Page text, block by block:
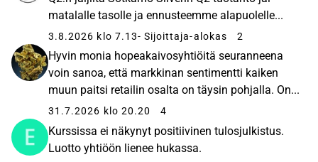
matalalle tasolle ja ennusteemme alapuolelle...
3.8.2026 klo 7.13- Sijoittaja-alokas 2
Hyvin monia hopeakaivosyhtiöitä seuranneena
voin sanoa, että markkinan sentimentti kaiken
muun paitsi retailin osalta on täysin pohjalla. On...
31.7.2026 klo 20.20 4
Kurssissa ei näkynyt positiivinen tulosjulkistus.
Luotto yhtiöön lienee hukassa.